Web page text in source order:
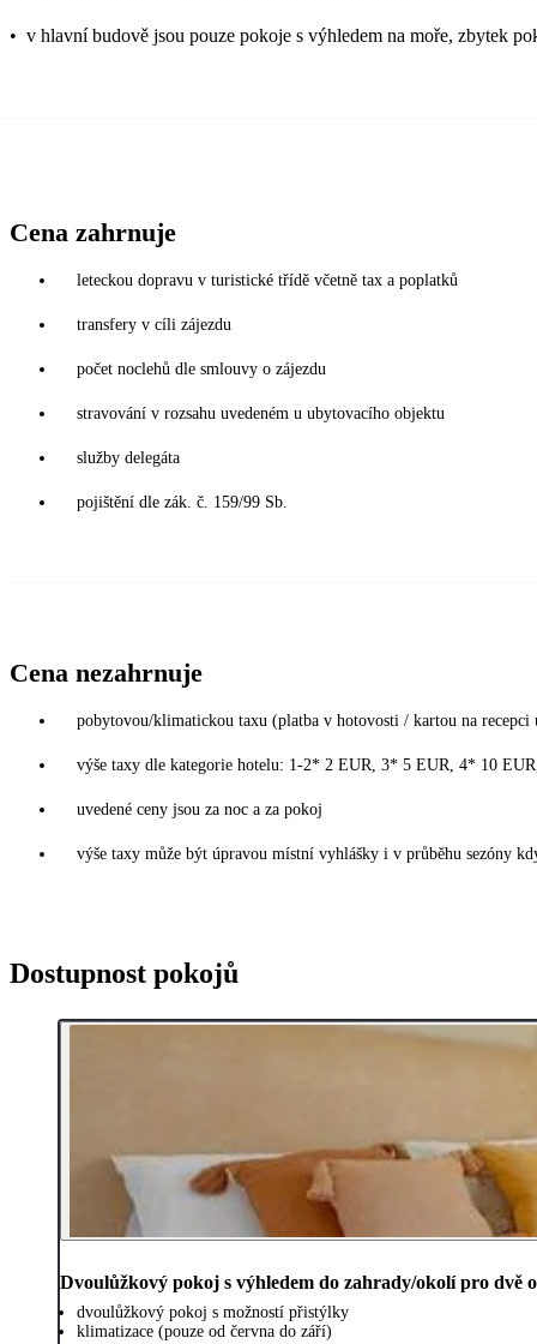
• v hlavní budově jsou pouze pokoje s výhledem na moře, zbytek
Cena zahrnuje
leteckou dopravu v turistické třídě včetně tax a poplatků
transfery v cíli zájezdu
počet noclehů dle smlouvy o zájezdu
stravování v rozsahu uvedeném u ubytovacího objektu
služby delegáta
pojištění dle zák. č. 159/99 Sb.
Cena nezahrnuje
pobytovou/klimatickou taxu (platba v hotovosti / kartou na
výše taxy dle kategorie hotelu: 1-2* 2 EUR, 3* 5 EUR, 4* 10
uvedené ceny jsou za noc a za pokoj
výše taxy může být úpravou místní vyhlášky i v průběhu sezóny
Dostupnost pokojů
Dvoulůžkový pokoj s výhledem do zahrady/okolí pro dvě
dvoulůžkový pokoj s možností přistýlky
klimatizace (pouze od června do září)